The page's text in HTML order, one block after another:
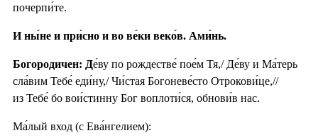
почерпи́те.
И ны́не и при́сно и во ве́ки веко́в. Ами́нь.
Богородичен: Де́ву по рождестве́ пое́м Тя,/ Де́ву и Ма́терь
сла́вим Тебе́ еди́ну,/ Чи́стая Богоневе́сто Отрокови́це,//
из Тебе́ бо вои́стинну Бог воплоти́ся, обнови́в нас.
Ма́лый вход (с Ева́нгелием):